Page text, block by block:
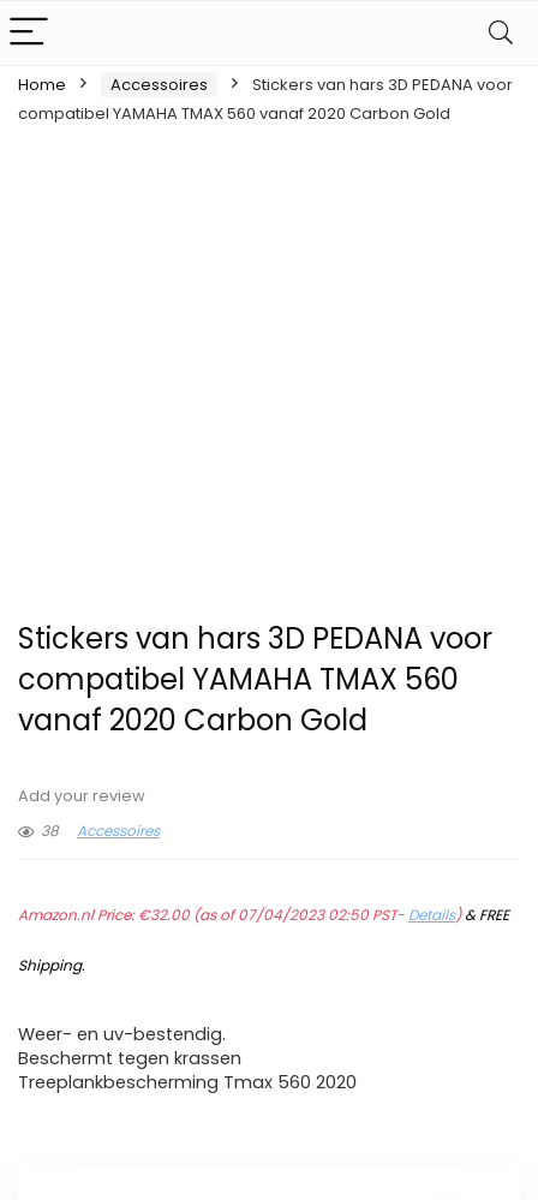
Home Accessoires
Stickers van hars 3D PEDANA voor
compatibel YAMAHA TMAX 560 vanaf 2020 Carbon Gold
Stickers van hars 3D PEDANA voor
compatibel YAMAHA TMAX 560
vanaf 2020 Carbon Gold
Add your review
38
Accessoires
Amazon.nl Price:€32.00(as of 07/04/2023 02:50 PST- Details)&FREE
Shipping.
Weer- en uv-bestendig.
Beschermt tegen krassen
Treeplankbescherming Tmax 560 2020